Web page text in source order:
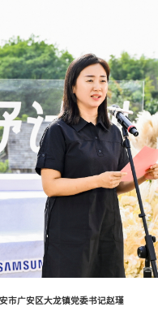
市广安区大龙镇党委书记赵瑾